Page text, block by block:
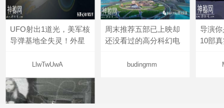
UFO射出1道光，美军核
导弹基地全失灵！外星
LlwTwUwA
周末推荐五部已上映却
还没看过的高分科幻电
budingmm
导演
10部